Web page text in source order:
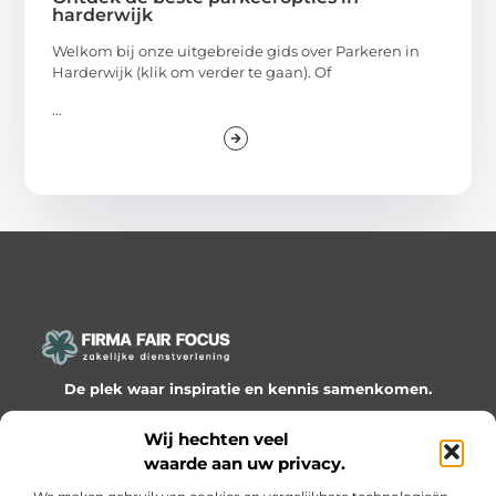
Wij hechten veel
waarde aan uw privacy.
harderwijk
Welkom bij onze uitgebreide gids over Parkeren in
Harderwijk (klik om verder te gaan). Of
...
De plek waar inspiratie en kennis samenkomen.
Ontdek onze blogs en artikelen en laat je verrassen door
waardevolle inzichten en nieuwe ideeën!